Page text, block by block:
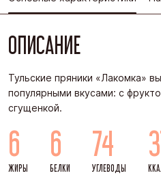
ОПИСАНИЕ
Тульские пряники «Лакомка»
популярными вкусами: с
сгущенкой.
6
ЖИРЫ
6
БЕЛКИ
74
УГЛЕВОДЫ